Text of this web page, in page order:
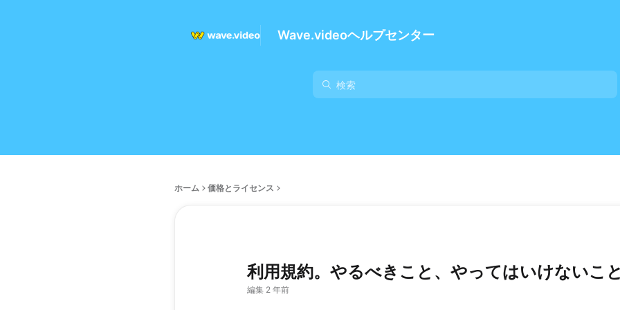
Wave.videoヘルプセンター
ホーム 価格とライセンス
利用規約。やるべきこと、やってはいけないこ
編集 2 年前